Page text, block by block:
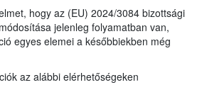
hogy az (EU) 2024/3084 bizottsági
jelenleg folyamatban van,
egyes elemei a későbbiekben még
az alábbi elérhetőségeken